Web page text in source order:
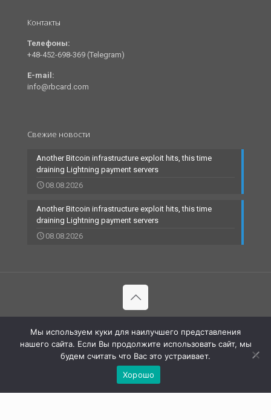
Контакты
Телефоны:
+48-452-698-369 (Telegram)
E-mail:
info@rbcard.com
Свежие новости
Another Bitcoin infrastructure exploit hits, this time
draining Lightning payment servers
08.08.2026
Another Bitcoin infrastructure exploit hits, this time
draining Lightning payment servers
08.08.2026
технологии | All Rights Reserved |
Мы используем куки для наилучшего представления
нашего сайта. Если Вы продолжите использовать сайт, мы
будем считать что Вас это устраивает.
Хорошо